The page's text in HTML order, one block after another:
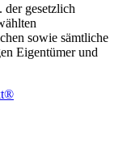
der gesetzlich
sowie sämtliche
Eigentümer und